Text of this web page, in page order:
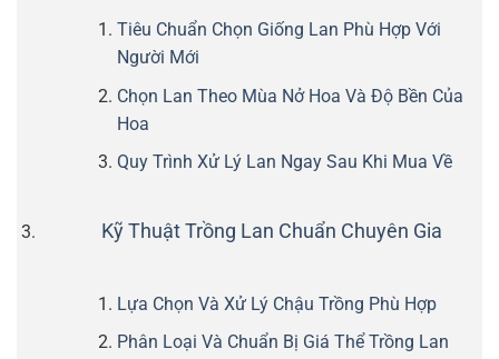
Tiêu Chuẩn Chọn Giống Lan Phù Hợp Với
Người Mới
Chọn Lan Theo Mùa Nở Hoa Và Độ Bền Của
Hoa
Quy Trình Xử Lý Lan Ngay Sau Khi Mua Về
Kỹ Thuật Trồng Lan Chuẩn Chuyên Gia
Lựa Chọn Và Xử Lý Chậu Trồng Phù Hợp
Phân Loại Và Chuẩn Bị Giá Thể Trồng Lan